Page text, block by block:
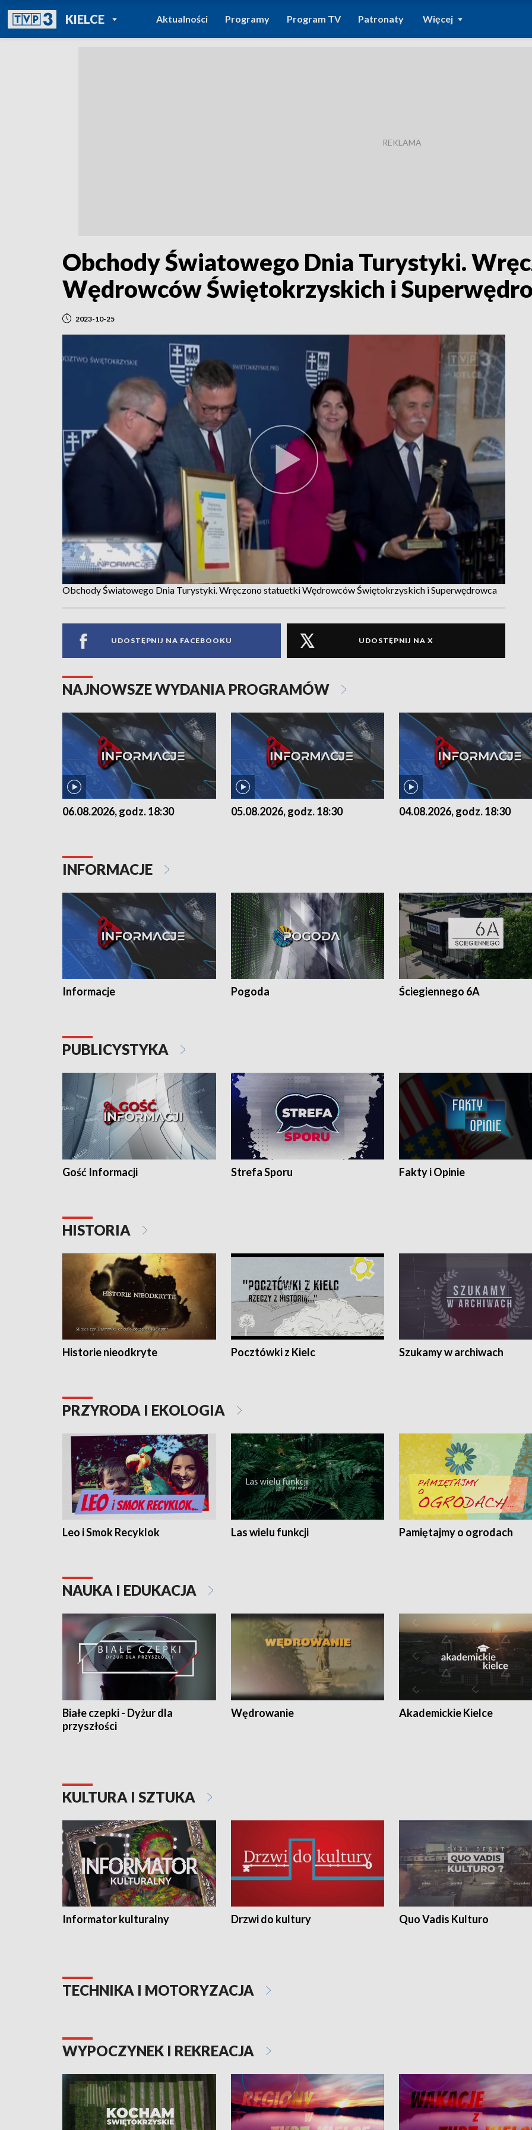
KIELCEPOWRÓT DO
TVP REGIONY
Aktualności Programy Program TV Patronaty Więcej
Obchody Światowego Dnia Turystyki.
Wędrowców Świętokrzyskich i
2023-10-25
Obchody Światowego Dnia Turystyki. Wręczono statuetki Wędrowców Świętokrzyskich i Superwędrowca
UDOSTĘPNIJ NA FACEBOOKU UDOSTĘPNIJ NA X
NAJNOWSZE WYDANIA PROGRAMÓW
06.08.2026, godz. 18:30 05.08.2026, godz. 18:30 04.08.2026, godz. 18:30
INFORMACJE
Informacje Pogoda Ściegiennego 6A
PUBLICYSTYKA
Gość Informacji Strefa Sporu Fakty i Opinie
HISTORIA
Historie nieodkryte Pocztówki z Kielc Szukamy w archiwach
PRZYRODA I EKOLOGIA
Leo i Smok Recyklok Las wielu funkcji Pamiętajmy o ogrodach
NAUKA I EDUKACJA
Białe czepki - Dyżur dla
przyszłości
Wędrowanie Akademickie Kielce
KULTURA I SZTUKA
Informator kulturalny Drzwi do kultury Quo Vadis Kulturo
TECHNIKA I MOTORYZACJA
WYPOCZYNEK I REKREACJA